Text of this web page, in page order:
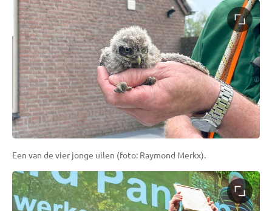
Een van de vier jonge uilen (foto: Raymond Merkx).